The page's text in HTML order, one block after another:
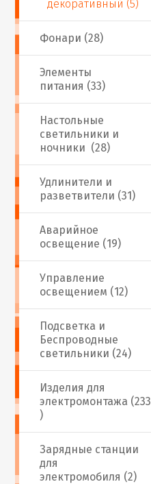
Фонари (28)
Аварийное
освещение (19)
Настольные
светильники и
ночники (28)
Подсветка и
Беспроводные
светильники (24)
декоративный (5)
Изделия для
электромонтажа (233
)
Удлинители и
разветвители (31)
Управление
освещением (12)
Элементы
питания (33)
Зарядные станции
для
электромобиля (2)